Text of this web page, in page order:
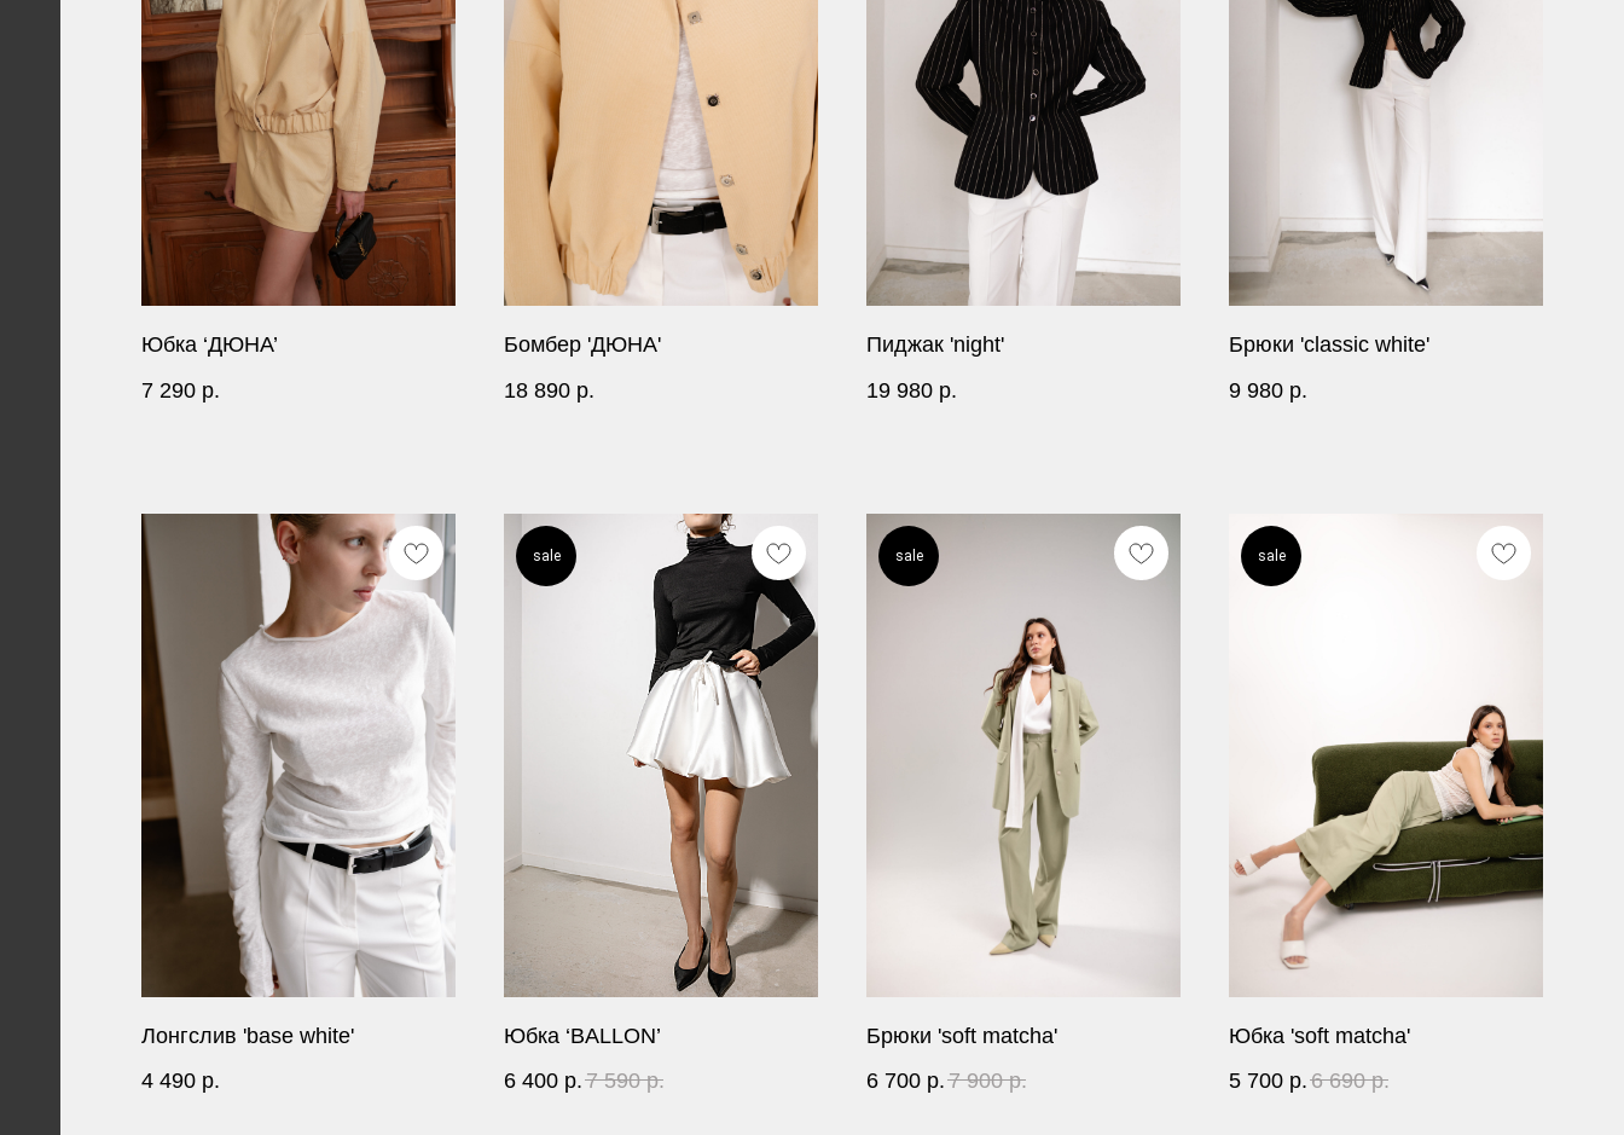
Юбка ‘ДЮНА’
7 290 р.
Бомбер 'ДЮНА'
18 890 р.
Пиджак 'night'
19 980 р.
Брюки 'classic white'
9 980 р.
Лонгслив 'base white'
4 490 р.
sale
Юбка ‘BALLON’
6 400 р. 7 590 р.
sale
Брюки 'soft matcha'
6 700 р. 7 900 р.
sale
Юбка 'soft matcha'
5 700 р. 6 690 р.